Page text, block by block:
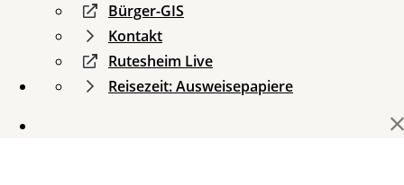
Bürger-GIS
Kontakt
Rutesheim Live
Reisezeit: Ausweisepapiere